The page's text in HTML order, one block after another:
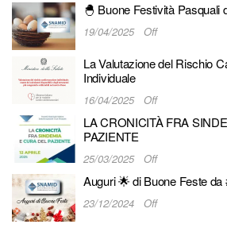
🐣 Buone Festività Pasquali
19/04/2025 Off
La Valutazione del Rischio
Individuale
16/04/2025 Off
LA CRONICITÀ FRA
PAZIENTE
25/03/2025 Off
Auguri 🌟 di Buone Feste
23/12/2024 Off